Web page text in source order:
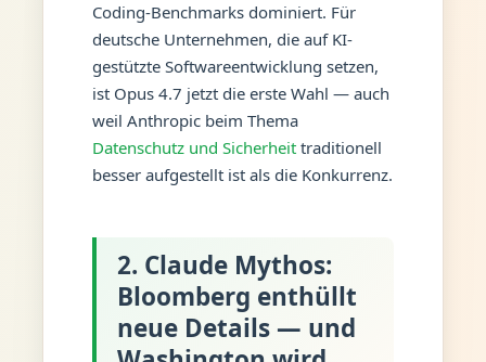
Coding-Benchmarks dominiert. Für
deutsche Unternehmen, die auf KI-
gestützte Softwareentwicklung setzen,
ist Opus 4.7 jetzt die erste Wahl — auch
weil Anthropic beim Thema
Datenschutz und Sicherheittraditionell
besser aufgestellt ist als die Konkurrenz.
2. Claude Mythos:
Bloomberg enthüllt
neue Details — und